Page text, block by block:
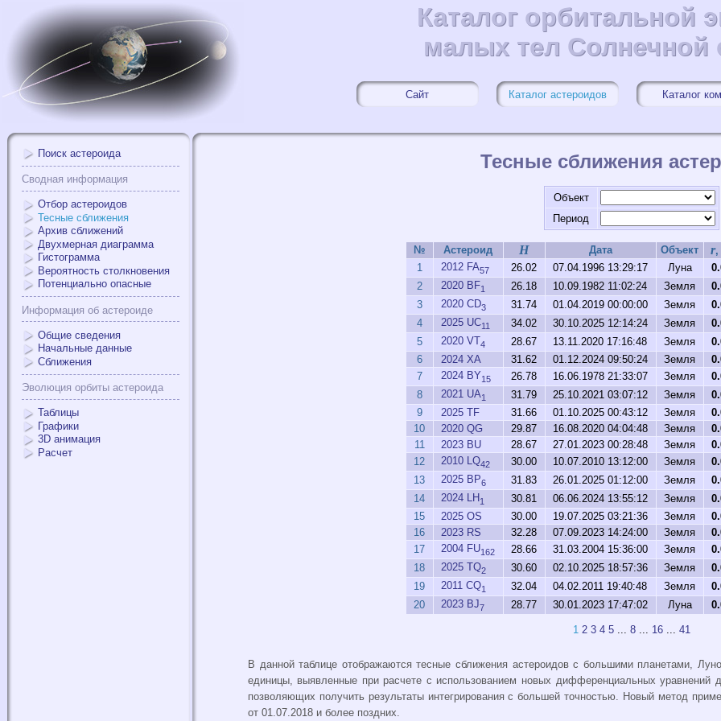
Каталог орбитальной
малых тел Солнечной
Каталог орбитальной
малых тел Солнечной
Сайт Каталог астероидов Каталог
Поиск астероида
Сводная информация
Отбор астероидов
Тесные сближения
Архив сближений
Двухмерная диаграмма
Гистограмма
Вероятность столкновения
Потенциально опасные
Информация об астероиде
Общие сведения
Начальные данные
Сближения
Эволюция орбиты астероида
Таблицы
Графики
3D анимация
Расчет
Тесные сближения
Объект
Период
№ Астероид H Дата Объект r,
1
2012 FA57 26.02 07.04.1996 13:29:17 Луна
2
2020 BF1 26.18 10.09.1982 11:02:24 Земля
3
2020 CD3 31.74 01.04.2019 00:00:00 Земля
4
2025 UC11 34.02 30.10.2025 12:14:24 Земля
5
2020 VT4 28.67 13.11.2020 17:16:48 Земля
6
2024 XA 31.62 01.12.2024 09:50:24 Земля
7
2024 BY15 26.78 16.06.1978 21:33:07 Земля
8
2021 UA1 31.79 25.10.2021 03:07:12 Земля
9
2025 TF 31.66 01.10.2025 00:43:12 Земля
10
2020 QG 29.87 16.08.2020 04:04:48 Земля
11
2023 BU 28.67 27.01.2023 00:28:48 Земля
12
2010 LQ42 30.00 10.07.2010 13:12:00 Земля
13
2025 BP6 31.83 26.01.2025 01:12:00 Земля
14
2024 LH1 30.81 06.06.2024 13:55:12 Земля
15
2025 OS 30.00 19.07.2025 03:21:36 Земля
16
2023 RS 32.28 07.09.2023 14:24:00 Земля
17
2004 FU162 28.66 31.03.2004 15:36:00 Земля
18
2025 TQ2 30.60 02.10.2025 18:57:36 Земля
19
2011 CQ1 32.04 04.02.2011 19:40:48 Земля
20
2023 BJ7 28.77 30.01.2023 17:47:02 Луна
1 2 3 4 5... 8... 16... 41
В данной таблице отображаются тесные сближения астероидов с большими планетами,
единицы, выявленные при расчете с использованием новых дифференциальных уравнений
позволяющих получить результаты интегрирования с большей точностью. Новый метод
от 01.07.2018 и более поздних.